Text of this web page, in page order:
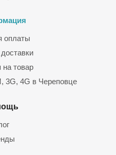
оплаты
на товар
3G, 4G в Череповце